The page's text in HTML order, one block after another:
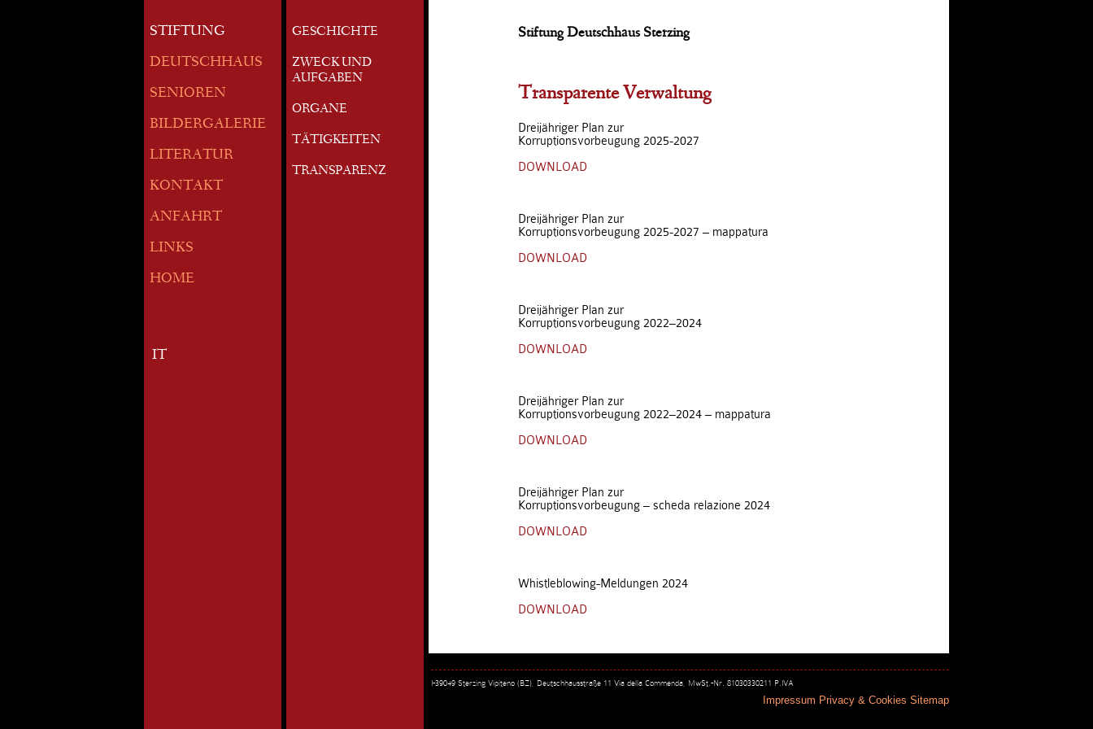
STIFTUNG
DEUTSCHHAUS
SENIOREN
BILDERGALERIE
LITERATUR
KONTAKT
ANFAHRT
LINKS
HOME
IT
GESCHICHTE
ZWECK UND
AUFGABEN
ORGANE
TÄTIGKEITEN
TRANSPARENZ
Stiftung Deutschhaus Sterzing
Transparente Verwaltung
Dreijähriger Plan zur
Korruptionsvorbeugung 2025-2027
DOWNLOAD
Dreijähriger Plan zur
Korruptionsvorbeugung 2025-2027 – mappatura
DOWNLOAD
Dreijähriger Plan zur
Korruptionsvorbeugung 2022–2024
DOWNLOAD
Dreijähriger Plan zur
Korruptionsvorbeugung 2022–2024 – mappatura
DOWNLOAD
Dreijähriger Plan zur
Korruptionsvorbeugung – scheda relazione 2024
DOWNLOAD
Whistleblowing-Meldungen 2024
DOWNLOAD
I-39049 Sterzing Vipiteno (BZ), Deutschhausstraße 11 Via della Commenda, MwSt.-Nr. 81030330211 P.IVA
Impressum Privacy & Cookies Sitemap